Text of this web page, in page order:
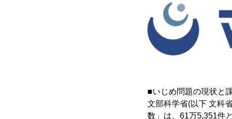
■いじめ問題の現状と
文部科学省(以下 文科
数」は、61万5,351件